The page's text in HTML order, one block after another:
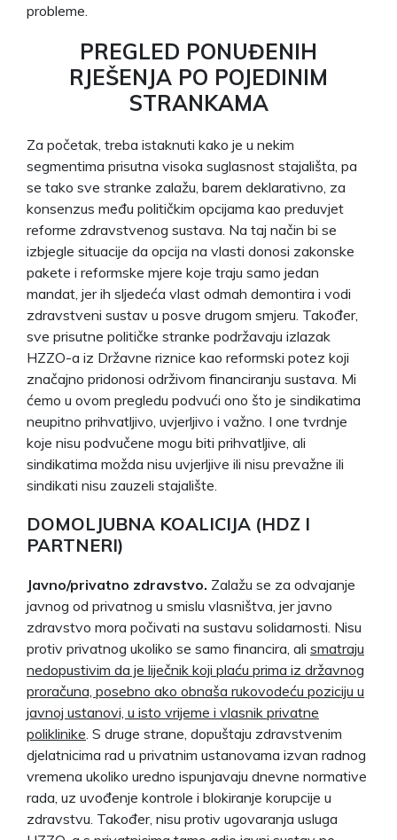
probleme.
PREGLED PONUĐENIH
RJEŠENJA PO POJEDINIM
STRANKAMA
Za početak, treba istaknuti kako je u nekim
segmentima prisutna visoka suglasnost stajališta, pa
se tako sve stranke zalažu, barem deklarativno, za
konsenzus među političkim opcijama kao preduvjet
reforme zdravstvenog sustava. Na taj način bi se
izbjegle situacije da opcija na vlasti donosi zakonske
pakete i reformske mjere koje traju samo jedan
mandat, jer ih sljedeća vlast odmah demontira i vodi
zdravstveni sustav u posve drugom smjeru. Također,
sve prisutne političke stranke podržavaju izlazak
HZZO-a iz Državne riznice kao reformski potez koji
značajno pridonosi održivom financiranju sustava. Mi
ćemo u ovom pregledu podvući ono što je sindikatima
neupitno prihvatljivo, uvjerljivo i važno. I one tvrdnje
koje nisu podvučene mogu biti prihvatljive, ali
sindikatima možda nisu uvjerljive ili nisu prevažne ili
sindikati nisu zauzeli stajalište.
DOMOLJUBNA KOALICIJA (HDZ I
PARTNERI)
Javno/privatno zdravstvo. Zalažu se za odvajanje
javnog od privatnog u smislu vlasništva, jer javno
zdravstvo mora počivati na sustavu solidarnosti. Nisu
protiv privatnog ukoliko se samo financira, ali smatraju
nedopustivim da je liječnik koji plaću prima iz državnog
proračuna, posebno ako obnaša rukovodeću poziciju u
javnoj ustanovi, u isto vrijeme i vlasnik privatne
poliklinike . S druge strane, dopuštaju zdravstvenim
djelatnicima rad u privatnim ustanovama izvan radnog
vremena ukoliko uredno ispunjavaju dnevne normative
rada, uz uvođenje kontrole i blokiranje korupcije u
zdravstvu. Također, nisu protiv ugovaranja usluga